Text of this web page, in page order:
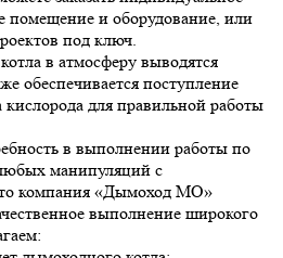
помещение и оборудование, или
под ключ.
в атмосферу выводятся
обеспечивается поступление
кислорода для правильной работы
в выполнении работы по
манипуляций с
компания «Дымоход МО»
выполнение широкого